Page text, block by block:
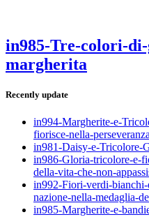
in985-Tre-colori-
margherita
Recently update
in994-Margherite-e-
fiorisce-nella-perseveranza
in981-Daisy-e-Tricolore-
in986-Gloria-tricolore-e-
della-vita-che-non-
in992-Fiori-verdi-bianchi-
nazione-nella-medaglia-
in985-Margherite-e-